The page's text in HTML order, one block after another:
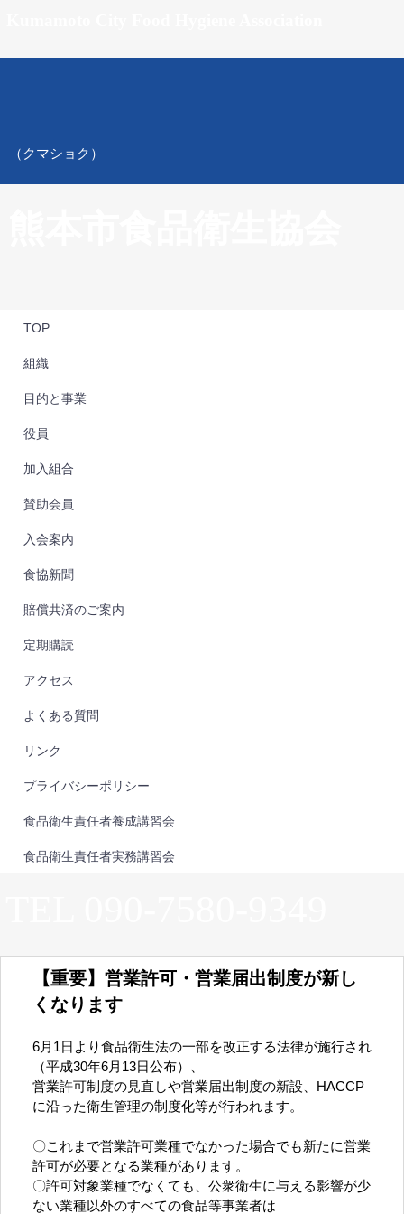
（クマショク）
TOP
組織
目的と事業
役員
加入組合
賛助会員
入会案内
食協新聞
賠償共済のご案内
定期購読
アクセス
よくある質問
リンク
プライバシーポリシー
食品衛生責任者養成講習会
食品衛生責任者実務講習会
【重要】営業許可・営業届出制度が新し
くなります
6月1日より食品衛生法の一部を改正する法律が施行され
（平成30年6月13日公布）、
営業許可制度の見直しや営業届出制度の新設、HACCP
に沿った衛生管理の制度化等が行われます。
〇これまで営業許可業種でなかった場合でも新たに営業
許可が必要となる業種があります。
〇許可対象業種でなくても、公衆衛生に与える影響が少
ない業種以外のすべての食品等事業者は